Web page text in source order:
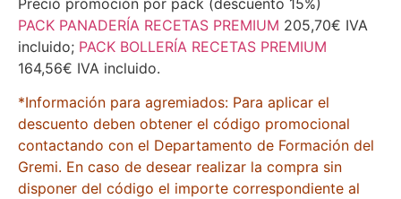
PACK PANADERÍA RECETAS PREMIUM 205,70€ IVA
incluido; PACK BOLLERÍA RECETAS PREMIUM
164,56€ IVA incluido.
*Información para agremiados: Para aplicar el
descuento deben obtener el código promocional
contactando con el Departamento de Formación del
Gremi. En caso de desear realizar la compra sin
disponer del código el importe correspondiente al